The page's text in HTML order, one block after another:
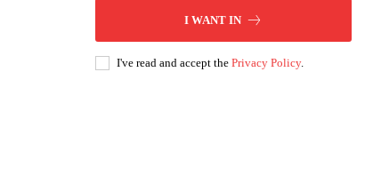
I WANT IN
I've read and accept the Privacy Policy.